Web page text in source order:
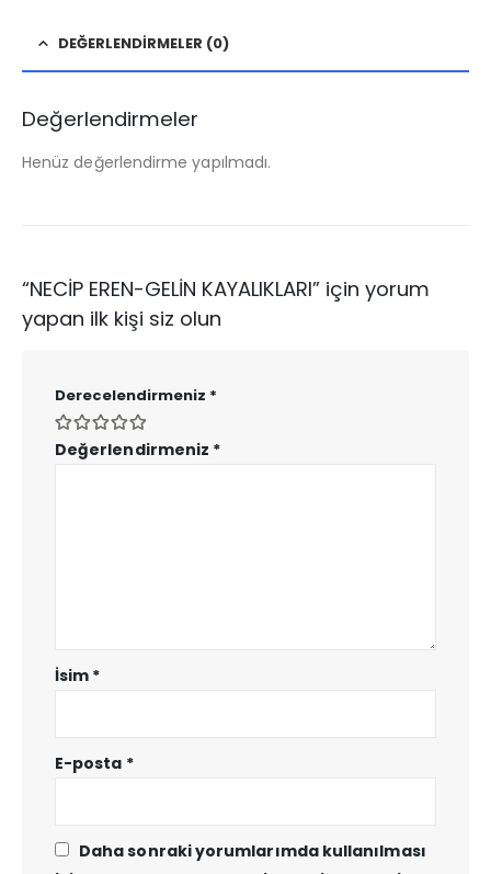
DEĞERLENDIRMELER (0)
Değerlendirmeler
Henüz değerlendirme yapılmadı.
“NECİP EREN-GELİN KAYALIKLARI” için yorum
yapan ilk kişi siz olun
Derecelendirmeniz *
Değerlendirmeniz *
İsim *
E-posta *
Daha sonraki yorumlarımda kullanılması